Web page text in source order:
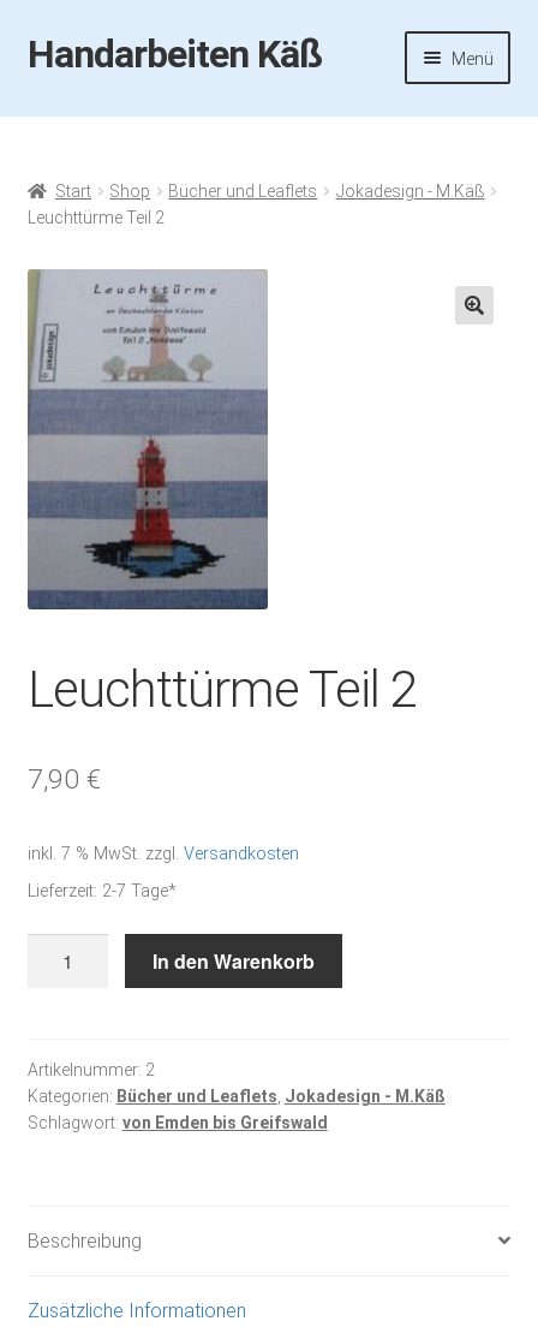
Zur
Navigation
Zum
Inhalt
Handarbeiten Käß Menü
Startseite
Aktuelles
Handarbeiten-Käß-Shop
Kasse
Start Shop Bücher und Leaflets
Jokadesign - M.Käß
Leuchttürme Teil 2
Leuchttürme Teil 2
7,90 €
inkl. 7 % MwSt. zzgl. Versandkosten
Lieferzeit: 2-7 Tage*
In den Warenkorb
Artikelnummer: 2
Kategorien: Bücher und Leaflets Jokadesign - M.Käß
Schlagwort: von Emden bis Greifswald
Beschreibung
Zusätzliche Informationen